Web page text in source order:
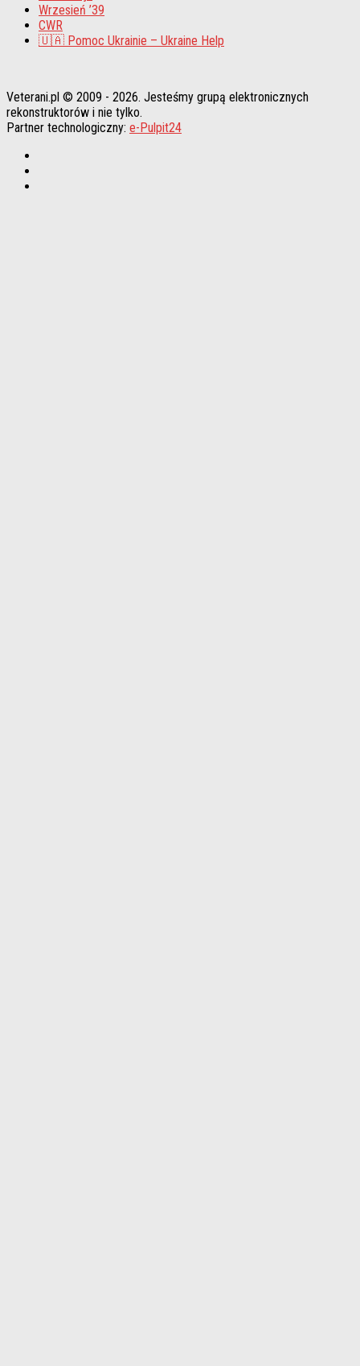
Wrzesień ’39
CWR
🇺🇦 Pomoc Ukrainie – Ukraine Help
Veterani.pl © 2009 - 2026. Jesteśmy grupą elektronicznych
rekonstruktorów i nie tylko.
Partner technologiczny: e-Pulpit24